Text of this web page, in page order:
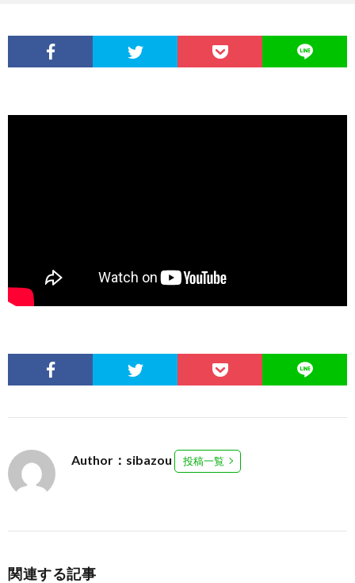
Author：sibazou 投稿一覧
関連する記事